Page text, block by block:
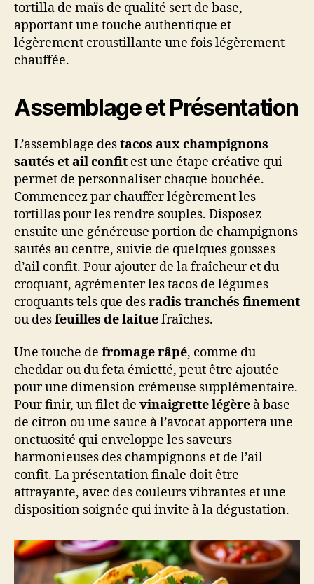
tortilla de maïs de qualité sert de base,
apportant une touche authentique et
légèrement croustillante une fois légèrement
chauffée.
Assemblage et Présentation
L’assemblage destacos aux champignons
sautés et ail confit est une étape créative qui
permet de personnaliser chaque bouchée.
Commencez par chauffer légèrement les
tortillas pour les rendre souples. Disposez
ensuite une généreuse portion de champignons
sautés au centre, suivie de quelques gousses
d’ail confit. Pour ajouter de la fraîcheur et du
croquant, agrémenter les tacos de légumes
croquants tels que desradis tranchés finement
ou desfeuilles de laituefraîches.
Une touche de fromage râpé, comme du
cheddar ou du feta émietté, peut être ajoutée
pour une dimension crémeuse supplémentaire.
Pour finir, un filet de vinaigrette légère à base
de citron ou une sauce à l’avocat apportera une
onctuosité qui enveloppe les saveurs
harmonieuses des champignons et de l’ail
confit. La présentation finale doit être
attrayante, avec des couleurs vibrantes et une
disposition soignée qui invite à la dégustation.